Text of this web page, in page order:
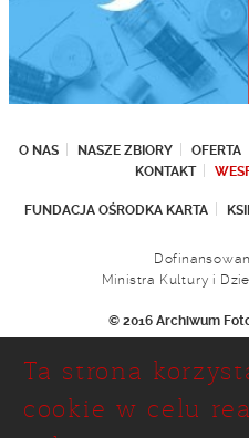
O NAS NASZE ZBIORY OFERTA
KONTAKT
FUNDACJA OŚRODKA KARTA
Ministra Kultury i
© 2016 Archiwum
Ul.
02-536
tel.: (+48
Ta strona
cookie w celu